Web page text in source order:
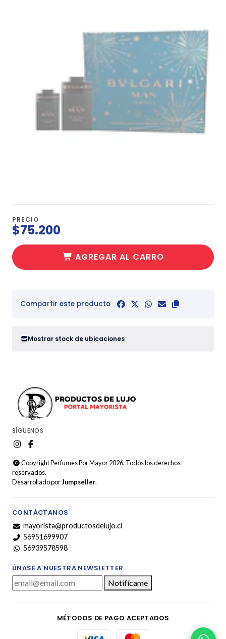
PRECIO
$75.200
AGREGAR AL CARRO
Compartir este producto
Mostrar stock de ubicaciones
SÍGUENOS
Copyright Perfumes Por Mayor 2026. Todos los derechos
reservados.
Desarrollado porJumpseller.
CONTÁCTANOS
mayorista@productosdelujo.cl
56951699907
56939578598
ÚNASE A NUESTRA NEWSLETTER
Notifícame
MÉTODOS DE PAGO ACEPTADOS